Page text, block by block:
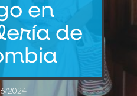
en
de
2024